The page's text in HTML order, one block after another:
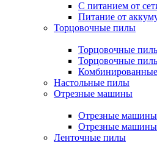
С питанием от
Питание от
Торцовочные пилы
Торцовочные
Торцовочные
Настольные пилы
Отрезные машины
Отрезные
Отрезные машины
Ленточные пилы